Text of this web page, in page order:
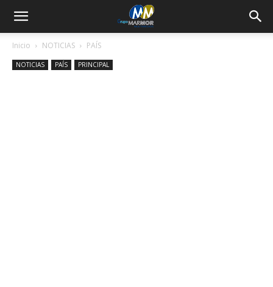
Inicio NOTICIAS PAÍS
NOTICIAS PAÍS PRINCIPAL